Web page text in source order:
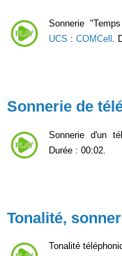
Sonnerie
UCS : COMCell
.
Sonnerie de
Sonnerie d'un
Durée : 00:02.
Tonalité,
Tonalité